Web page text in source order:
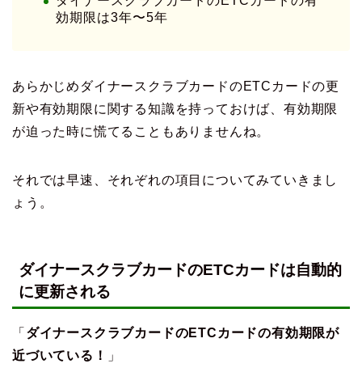
効期限は3年〜5年
あらかじめダイナースクラブカードのETCカードの更
新や有効期限に関する知識を持っておけば、有効期限
が迫った時に慌てることもありませんね。
それでは早速、それぞれの項目についてみていきまし
ょう。
ダイナースクラブカードのETCカードは自動的
に更新される
「 ダイナースクラブカードのETCカードの有効期限が
近づいている！
」